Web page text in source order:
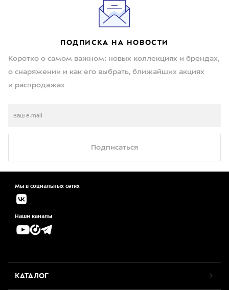
ПОДПИСКА НА НОВОСТИ
Коротко о самом важном: новых коллекциях и брендах,
о снаряжении и как его выбрать, ближайших акциях
и распродажах
Подписаться
Мы в социальных сетях
Наши каналы
КАТАЛОГ